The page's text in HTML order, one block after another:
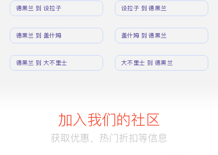
德黑兰 到 设拉子 设拉子 到 德黑兰
德黑兰 到 盖什姆 盖什姆 到 德黑兰
德黑兰 到 大不里士 大不里士 到 德黑兰
加入我们的社区
获取优惠、热门折扣等信息